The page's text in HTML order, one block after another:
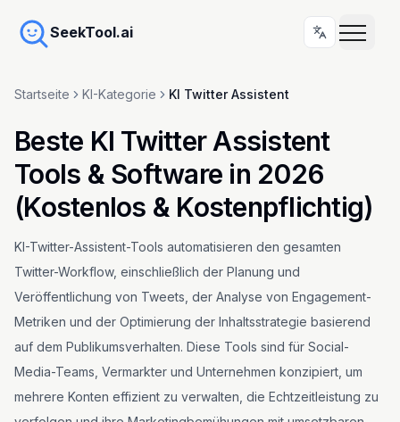
SeekTool.ai
Startseite KI-Kategorie KI Twitter Assistent
Beste KI Twitter Assistent
Tools & Software in 2026
(Kostenlos & Kostenpflichtig)
KI-Twitter-Assistent-Tools automatisieren den gesamten
Twitter-Workflow, einschließlich der Planung und
Veröffentlichung von Tweets, der Analyse von Engagement-
Metriken und der Optimierung der Inhaltsstrategie basierend
auf dem Publikumsverhalten. Diese Tools sind für Social-
Media-Teams, Vermarkter und Unternehmen konzipiert, um
mehrere Konten effizient zu verwalten, die Echtzeitleistung zu